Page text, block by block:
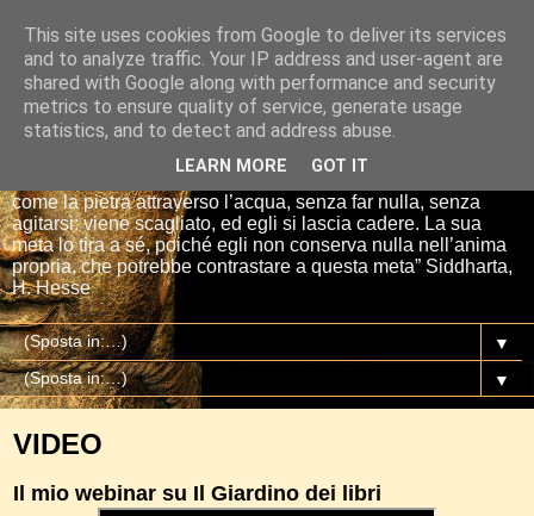
Io sono il mio Buddha
“Se tu getti una pietra nell’acqua, essa si affretta per la via
più breve fino al fondo. E così è Siddharta, quando ha una
meta, un proposito. Siddharta non fa nulla. Siddharta pensa,
come la pietra attraverso l’acqua, senza far nulla, senza
agitarsi: viene scagliato, ed egli si lascia cadere. La sua
meta lo tira a sé, poiché egli non conserva nulla nell’anima
propria, che potrebbe contrastare a questa meta” Siddharta,
H. Hesse
▼
▼
VIDEO
Il mio webinar su Il Giardino dei libri
This site uses cookies from Google to deliver its services
and to analyze traffic. Your IP address and user-agent are
shared with Google along with performance and security
metrics to ensure quality of service, generate usage
statistics, and to detect and address abuse.
LEARN MORE GOT IT